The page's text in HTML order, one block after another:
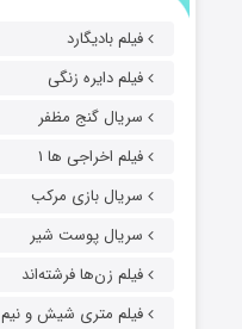
فیلم بادیگارد
فیلم دایره زنگی
سریال گنج مظفر
فیلم اخراجی ها ۱
سریال بازی مرکب
سریال پوست شیر
فیلم زن‌ها فرشته‌اند
فیلم متری شیش و نیم